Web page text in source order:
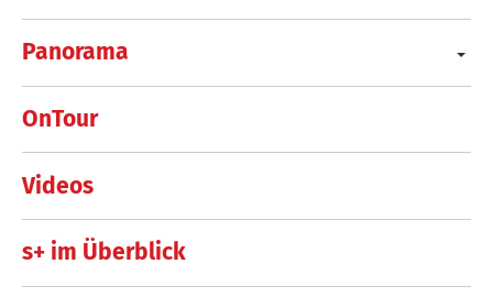
Panorama
OnTour
Videos
s+ im Überblick